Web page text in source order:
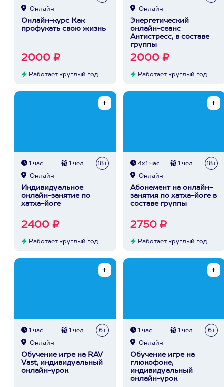
Онлайн
Онлайн-курс Как
профукать свою жизнь
2000 ₽
Работает круглый год
Онлайн
Энергетический
онлайн-сеанс
Антистресс, в составе
группы
2000 ₽
Работает круглый год
1 час 1 чел 18+
Онлайн
Индивидуальное
онлайн-занятие по
хатха-йоге
2400 ₽
Работает круглый год
4х1 час 1 чел 18+
Онлайн
Абонемент на онлайн-
занятия по хатха-йоге в
составе группы
2750 ₽
Работает круглый год
1 час 1 чел 6+
Онлайн
Обучение игре на RAV
Vast, индивидуальный
онлайн-урок
1 час 1 чел 6+
Онлайн
Обучение игре на
глюкофоне,
индивидуальный
онлайн-урок